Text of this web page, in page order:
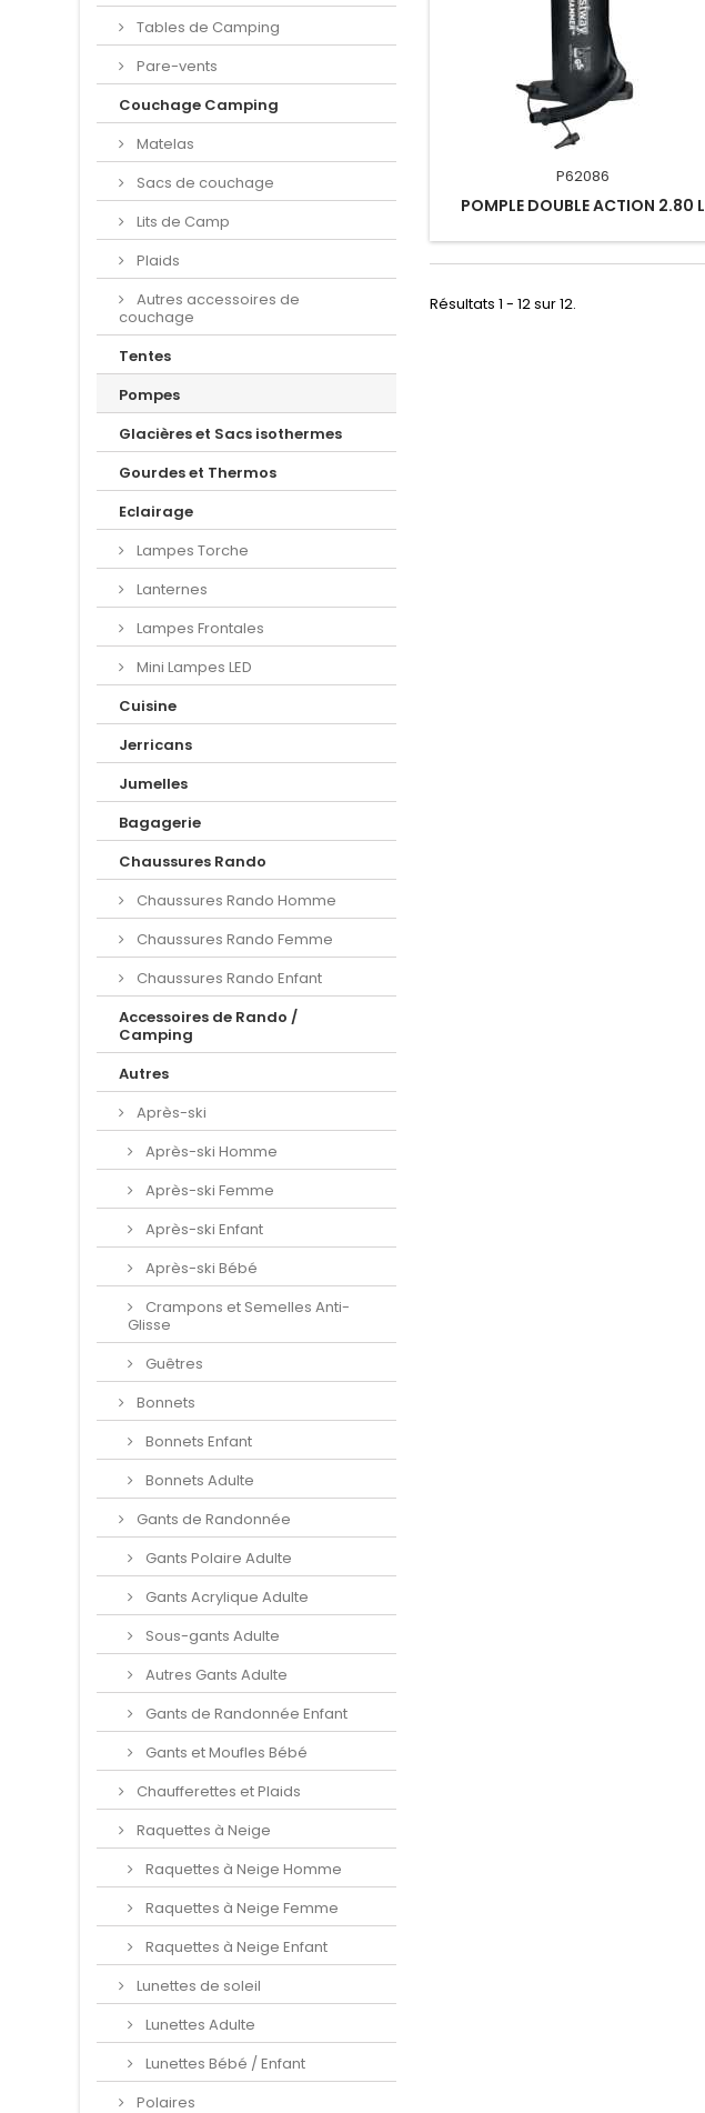
Tables de Camping
Pare-vents
Couchage Camping
Matelas
Sacs de couchage
Lits de Camp
Plaids
Autres accessoires de
couchage
Tentes
Pompes
Glacières et Sacs isothermes
Gourdes et Thermos
Eclairage
Lampes Torche
Lanternes
Lampes Frontales
Mini Lampes LED
Cuisine
Jerricans
Jumelles
Bagagerie
Chaussures Rando
Chaussures Rando Homme
Chaussures Rando Femme
Chaussures Rando Enfant
Accessoires de Rando /
Camping
Autres
Après-ski
Après-ski Homme
Après-ski Femme
Après-ski Enfant
Après-ski Bébé
Crampons et Semelles Anti-
Glisse
Guêtres
Bonnets
Bonnets Enfant
Bonnets Adulte
Gants de Randonnée
Gants Polaire Adulte
Gants Acrylique Adulte
Sous-gants Adulte
Autres Gants Adulte
Gants de Randonnée Enfant
Gants et Moufles Bébé
Chaufferettes et Plaids
Raquettes à Neige
Raquettes à Neige Homme
Raquettes à Neige Femme
Raquettes à Neige Enfant
Lunettes de soleil
Lunettes Adulte
Lunettes Bébé / Enfant
Polaires
P62086
POMPLE DOUBLE ACTION 2.80 L
Résultats 1 - 12 sur 12.